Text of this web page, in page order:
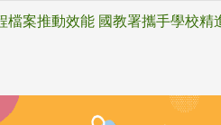
檔案推動效能 國教署攜手學校精